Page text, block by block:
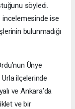
söyledi.
incelemesinde ise
bulunmadığı
Ünye
Urla ilçelerinde
ve Ankara’da
ve bir